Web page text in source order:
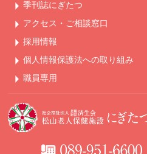
季刊誌にぎたつ
アクセス・ご相談窓口
採用情報
個人情報保護法への取り組み
職員専用